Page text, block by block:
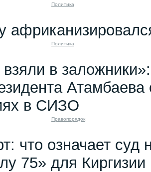
Политика
Политика
в
в СИЗО
Правопорядок
что означает
75» для Киргизии